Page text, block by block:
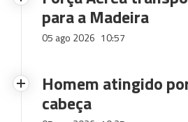
para a Madeira
05 ago 2026 10:57
Homem atingido
cabeça